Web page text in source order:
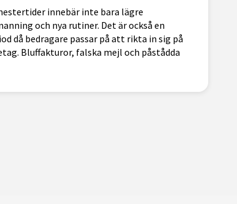
innebär inte bara lägre
och nya rutiner. Det är också en
då bedragare passar på att rikta in sig på
Bluffakturor, falska mejl och påstådda